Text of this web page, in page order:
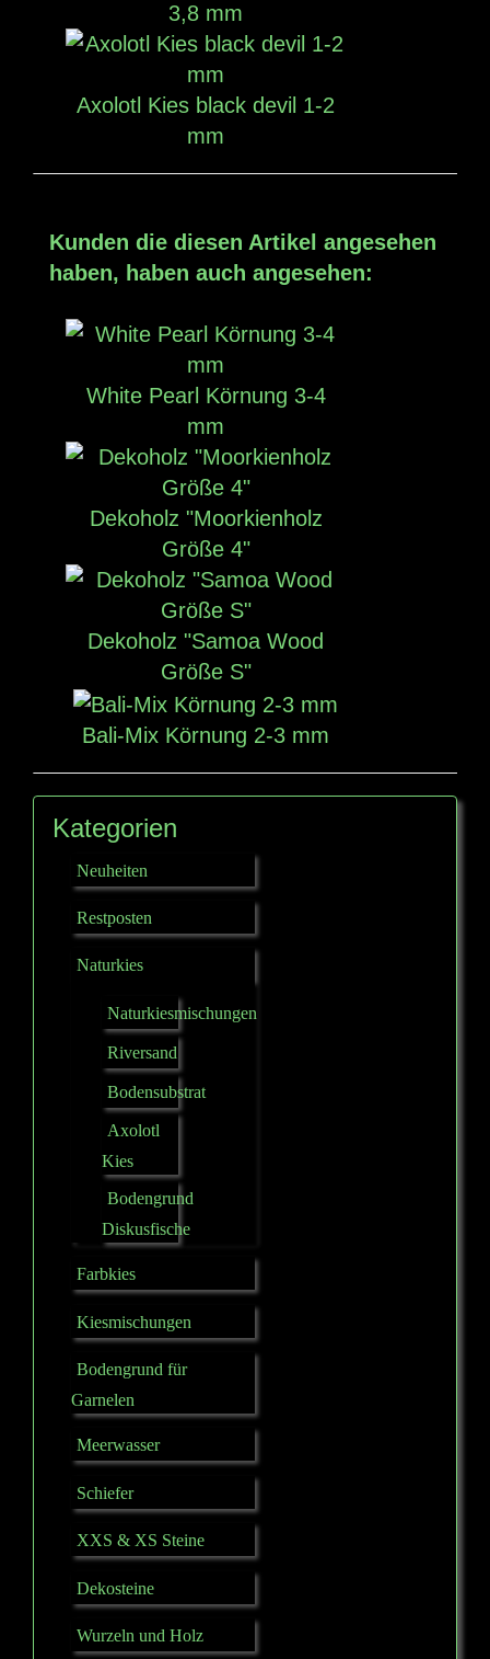
3,8 mm
Axolotl Kies black devil 1-2
mm
Kunden die diesen Artikel angesehen
haben, haben auch angesehen:
White Pearl Körnung 3-4
mm
Dekoholz "Moorkienholz
Größe 4"
Dekoholz "Samoa Wood
Größe S"
Bali-Mix Körnung 2-3 mm
Kategorien
Neuheiten
Restposten
Naturkies
Naturkiesmischungen
Riversand
Bodensubstrat
Axolotl
Kies
Bodengrund
Diskusfische
Farbkies
Kiesmischungen
Bodengrund für
Garnelen
Meerwasser
Schiefer
XXS & XS Steine
Dekosteine
Wurzeln und Holz